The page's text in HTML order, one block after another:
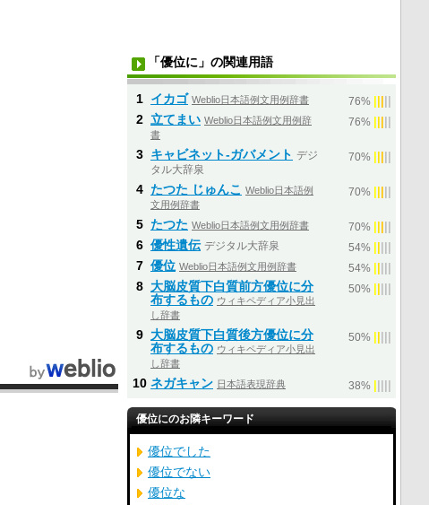
「優位に」の関連用語
1 イカゴ Weblio日本語例文用例辞書 76%
2 立てまい Weblio日本語例文用例辞
書
76%
3 キャビネット‐ガバメント デジ
タル大辞泉
70%
4 たつた じゅんこ Weblio日本語例
文用例辞書
70%
5 たつた Weblio日本語例文用例辞書 70%
6 優性遺伝 デジタル大辞泉 54%
7 優位 Weblio日本語例文用例辞書 54%
8 大脳皮質下白質前方優位に分
布するもの ウィキペディア小見出
し辞書
50%
9 大脳皮質下白質後方優位に分
布するもの ウィキペディア小見出
し辞書
50%
10 ネガキャン 日本語表現辞典 38%
優位にのお隣キーワード
優位でした
優位でない
優位な